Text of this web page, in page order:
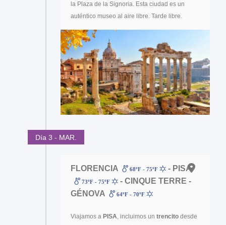
la Plaza de la Signoria. Esta ciudad es un
auténtico museo al aire libre. Tarde libre.
Día 3 - MAR.
FLORENCIA 68ºF - 75ºF - PISA
73ºF - 75ºF
- CINQUE TERRE -
GÉNOVA
64ºF - 70ºF
Viajamos a PISA , incluimos un trencito desde